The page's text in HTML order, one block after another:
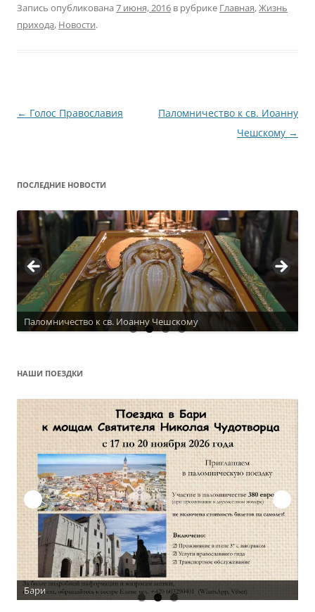
Запись опубликована 7 июня, 2016 в рубрике Главная,Жизнь
прихода, Новости.
Навигация
← Голос Православия
Паломничество к св. Иоанну
Чешскому →
ПОСЛЕДНИЕ НОВОСТИ
Паломничество к св. Иоанну Чешскому
Актуальное расписание
НАШИ ПОЕЗДКИ
Бари